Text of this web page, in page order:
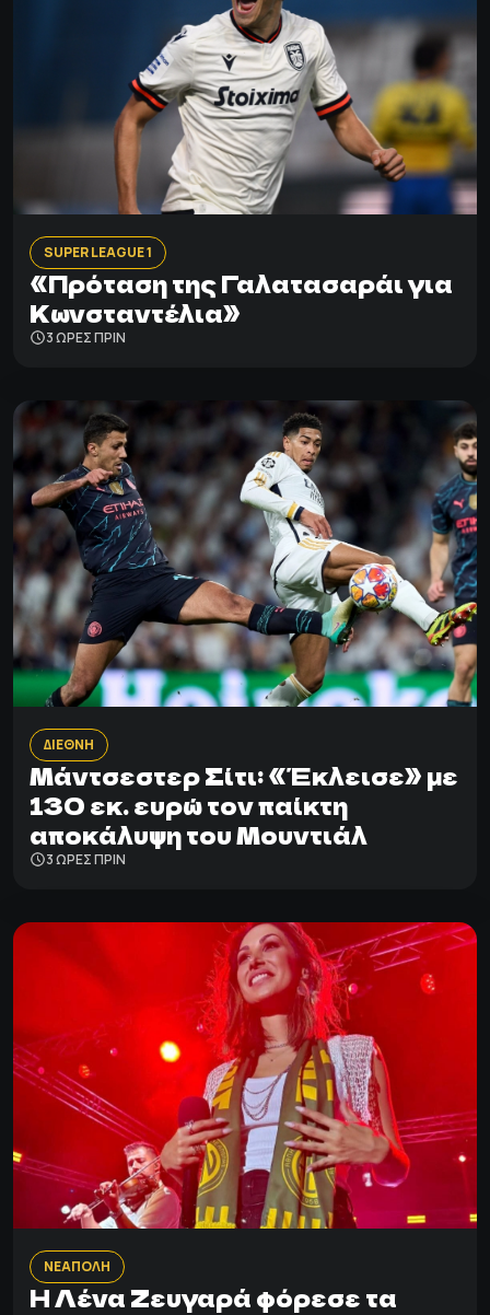
SUPER LEAGUE 1
«Πρόταση της Γαλατασαράι για
Κωνσταντέλια»
3 ΩΡΕΣ ΠΡΙΝ
ΔΙΕΘΝΗ
Μάντσεστερ Σίτι: «Έκλεισε» με
130 εκ. ευρώ τον παίκτη
αποκάλυψη του Μουντιάλ
3 ΩΡΕΣ ΠΡΙΝ
ΝΕΑΠΟΛΗ
Η Λένα Ζευγαρά φόρεσε τα